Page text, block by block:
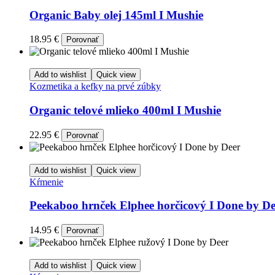
Organic Baby olej 145ml I Mushie
18.95 € Porovnať
Add to wishlist Quick view
Kozmetika a kefky na prvé zúbky
Organic telové mlieko 400ml I Mushie
22.95 € Porovnať
Add to wishlist Quick view
Kŕmenie
Peekaboo hrnček Elphee horčicový I Done by
14.95 € Porovnať
Add to wishlist Quick view